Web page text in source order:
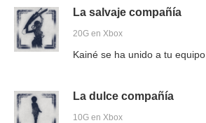
La salvaje compañía
20G en Xbox
Kainé se ha unido a tu equipo.
La dulce compañía
10G en Xbox